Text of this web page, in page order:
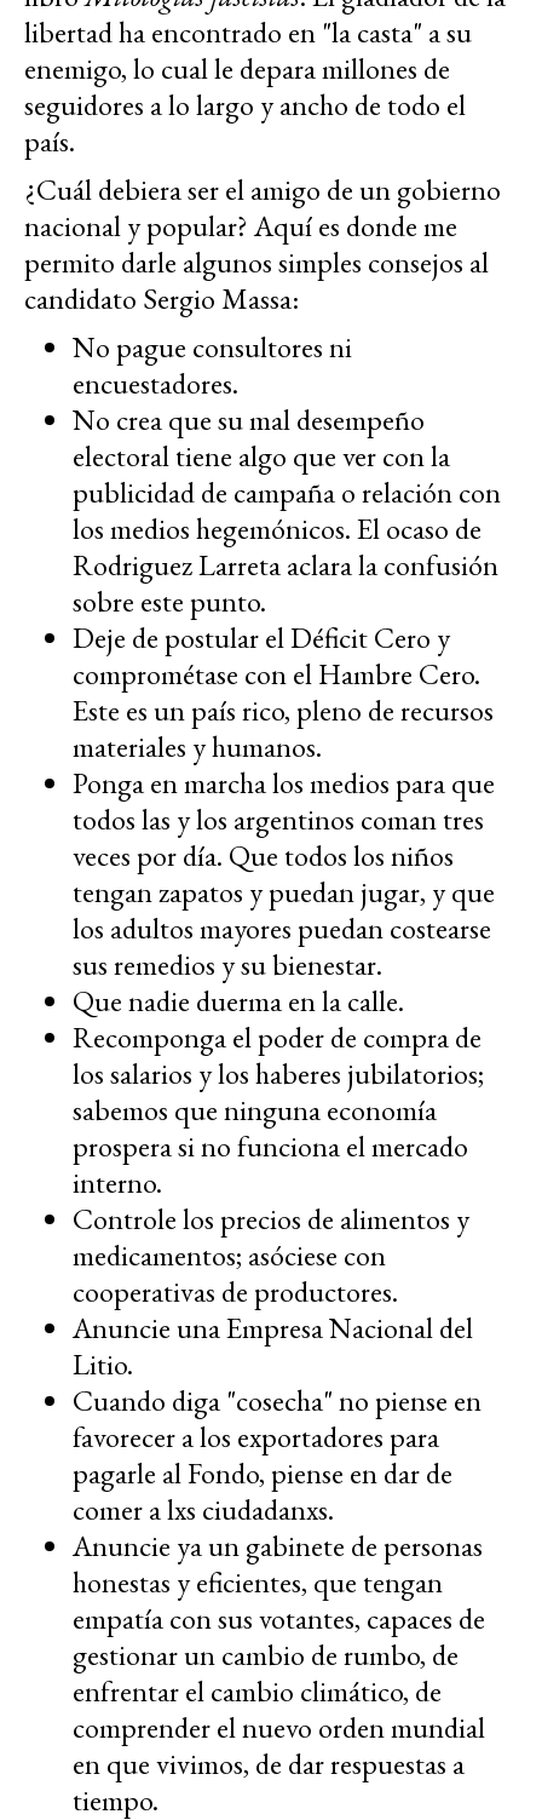
libertad ha encontrado en "la casta" a su
enemigo, lo cual le depara millones de
seguidores a lo largo y ancho de todo el
país.
¿Cuál debiera ser el amigo de un gobierno
nacional y popular? Aquí es donde me
permito darle algunos simples consejos al
candidato Sergio Massa:
No pague consultores ni
encuestadores.
No crea que su mal desempeño
electoral tiene algo que ver con la
publicidad de campaña o relación con
los medios hegemónicos. El ocaso de
Rodriguez Larreta aclara la confusión
sobre este punto.
Deje de postular el Déficit Cero y
comprométase con el Hambre Cero.
Este es un país rico, pleno de recursos
materiales y humanos.
Ponga en marcha los medios para que
todos las y los argentinos coman tres
veces por día. Que todos los niños
tengan zapatos y puedan jugar, y que
los adultos mayores puedan costearse
sus remedios y su bienestar.
Que nadie duerma en la calle.
Recomponga el poder de compra de
los salarios y los haberes jubilatorios;
sabemos que ninguna economía
prospera si no funciona el mercado
interno.
Controle los precios de alimentos y
medicamentos; asóciese con
cooperativas de productores.
Anuncie una Empresa Nacional del
Litio.
Cuando diga "cosecha" no piense en
favorecer a los exportadores para
pagarle al Fondo, piense en dar de
comer a lxs ciudadanxs.
Anuncie ya un gabinete de personas
honestas y eficientes, que tengan
empatía con sus votantes, capaces de
gestionar un cambio de rumbo, de
enfrentar el cambio climático, de
comprender el nuevo orden mundial
en que vivimos, de dar respuestas a
tiempo.